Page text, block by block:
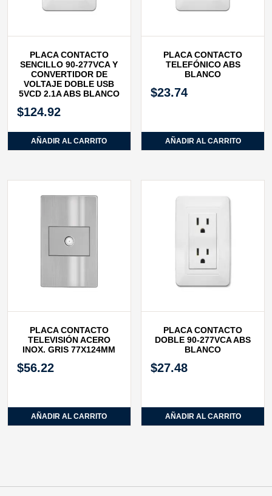
PLACA CONTACTO
SENCILLO 90-277VCA Y
CONVERTIDOR DE
VOLTAJE DOBLE USB
5VCD 2.1A ABS BLANCO
$124.92
AÑADIR AL CARRITO
PLACA CONTACTO
TELEFÓNICO ABS
BLANCO
$23.74
AÑADIR AL CARRITO
PLACA CONTACTO
TELEVISIÓN ACERO
INOX. GRIS 77X124MM
$56.22
AÑADIR AL CARRITO
PLACA CONTACTO
DOBLE 90-277VCA ABS
BLANCO
$27.48
AÑADIR AL CARRITO